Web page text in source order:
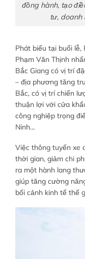
đồng hành, tạo
tư, doanh
Phát biểu tại buổi lễ,
Phạm Văn Thịnh
Bắc Giang có vị trí
– địa phương tăng
Bắc, có vị trí chiến
thuận lợi với cửa
công nghiệp trọng
Ninh…
Việc thông tuyến xe
thời gian, giảm chi
ra một hành lang
giúp tăng cường
bối cảnh kinh tế thế